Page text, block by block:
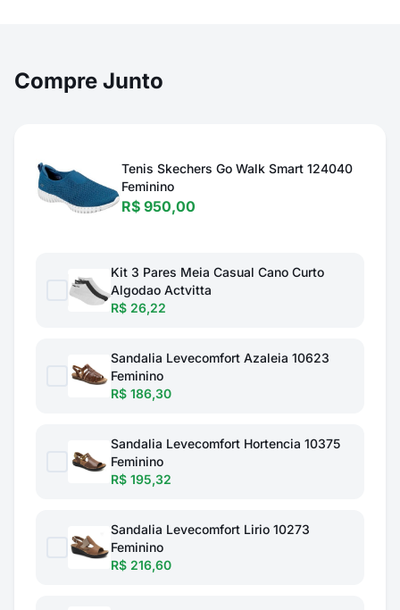
Compre Junto
Tenis Skechers Go Walk Smart 124040
Feminino
R$ 950,00
Kit 3 Pares Meia Casual Cano Curto
Algodao Actvitta
R$ 26,22
Sandalia Levecomfort Azaleia 10623
Feminino
R$ 186,30
Sandalia Levecomfort Hortencia 10375
Feminino
R$ 195,32
Sandalia Levecomfort Lirio 10273
Feminino
R$ 216,60